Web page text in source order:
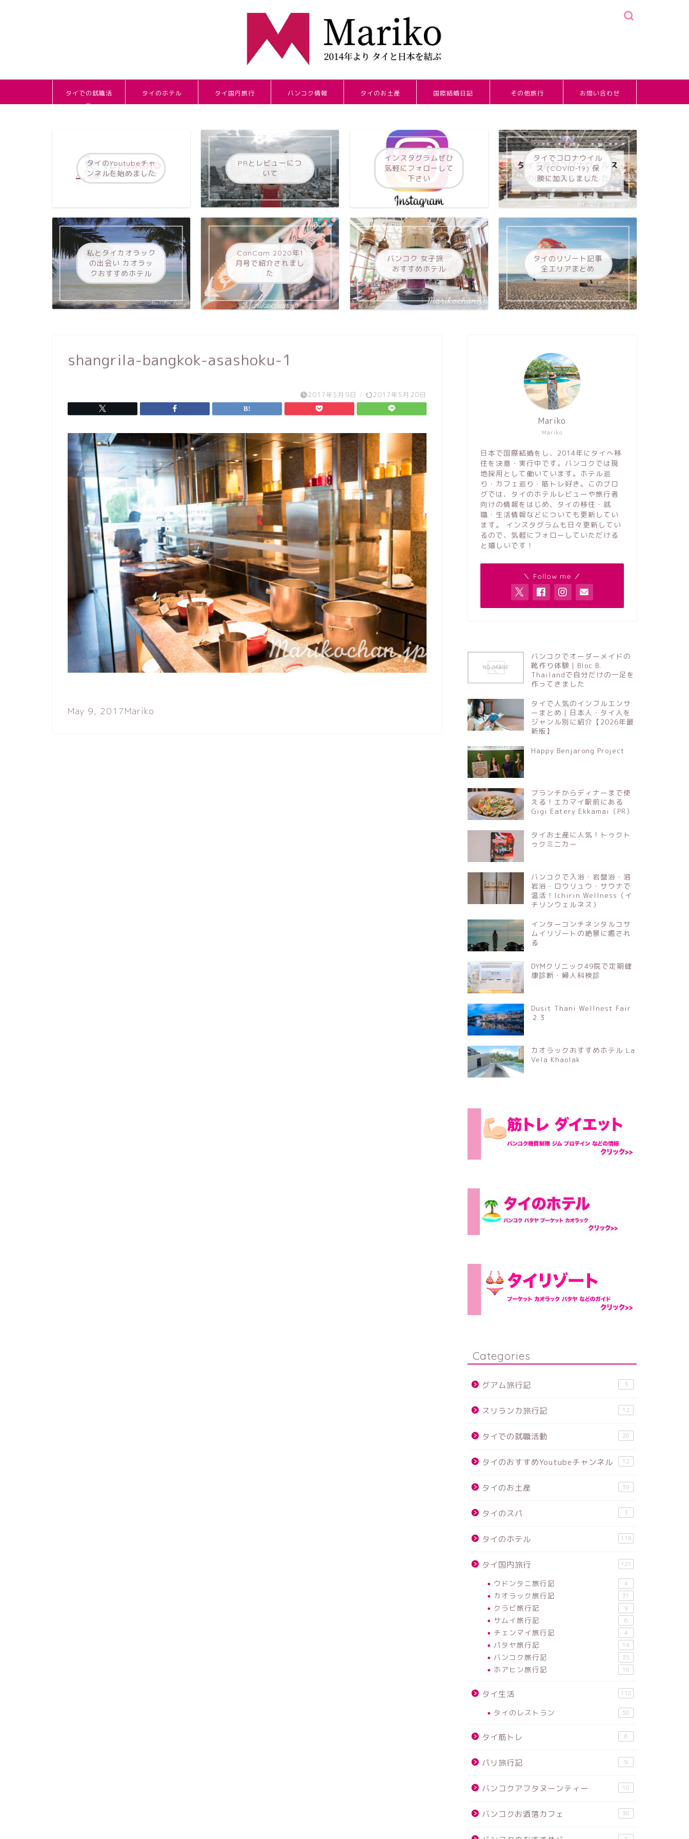
タイでの就職活
動
タイのホテル タイ国内旅行 バンコク情報 タイのお土産 国際結婚日記 その他旅行 お問い合わせ
タイのYoutubeチャ
ンネルを始めました
PRとレビューにつ
いて
インスタグラムぜひ
気軽にフォローして
下さい
タイでコロナウイル
ス (COVID-19) 保
険に加入しました
私とタイカオラック
の出会い カオラッ
クおすすめホテル
CanCam 2020年1
月号で紹介されまし
た
バンコク 女子旅
おすすめホテル
タイのリゾート記事
全エリアまとめ
shangrila-bangkok-asashoku-1
2017年5月9日 / 2017年5月20日
May 9, 2017Mariko
Mariko
Mariko
日本で国際結婚をし、2014年にタイへ移
住を決意・実行中です。バンコクでは現
地採用として働いています。ホテル巡
り・カフェ巡り・筋トレ好き。このブロ
グでは、タイのホテルレビューや旅行者
向けの情報をはじめ、タイの移住・就
職・生活情報などについても更新してい
ます。 インスタグラムも日々更新してい
るので、気軽にフォローしていただける
と嬉しいです！
＼ Follow me ／
バンコクでオーダーメイドの
靴作り体験｜Bloc B.
Thailandで自分だけの一足を
作ってきました
タイで人気のインフルエンサ
ーまとめ｜日本人・タイ人を
ジャンル別に紹介【2026年最
新版】
Happy Benjarong Project
ブランチからディナーまで使
える！エカマイ駅前にある
Gigi Eatery Ekkamai（PR）
タイお土産に人気！トゥクト
ゥクミニカー
バンコクで入浴・岩盤浴・溶
岩浴・ロウリュウ・サウナで
温活！Ichirin Wellness（イ
チリンウェルネス）
インターコンチネンタルコサ
ムイリゾートの絶景に癒され
る
DYMクリニック49院で定期健
康診断・婦人科検診
Dusit Thani Wellnest Fair
２３
カオラックおすすめホテル La
Vela Khaolak
Categories
グアム旅行記 3
スリランカ旅行記 12
タイでの就職活動 20
タイのおすすめYoutubeチャンネル 12
タイのお土産 39
タイのスパ 3
タイのホテル 119
タイ国内旅行 121
ウドンタニ旅行記 4
カオラック旅行記 31
クラビ旅行記 9
サムイ旅行記 6
チェンマイ旅行記 4
パタヤ旅行記 14
バンコク旅行記 35
ホアヒン旅行記 10
タイ生活 118
タイのレストラン 58
タイ筋トレ 6
パリ旅行記 9
バンコクアフタヌーンティー 18
バンコクお洒落カフェ 30